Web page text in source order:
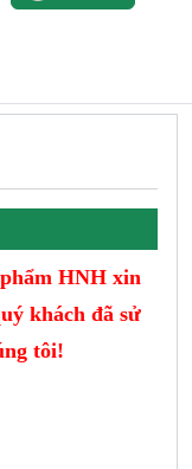
HNH xin
khách đã sử
tôi!